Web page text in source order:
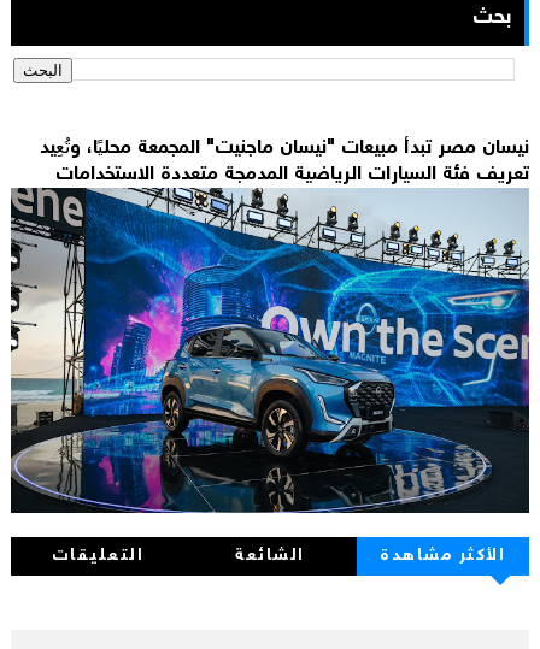
بحث
نيسان مصر تبدأ مبيعات "نيسان ماجنيت" المجمعة محليًا، وتُعِيد
تعريف فئة السيارات الرياضية المدمجة متعددة الاستخدامات
الأكثر مشاهدة الشائعة التعليقات